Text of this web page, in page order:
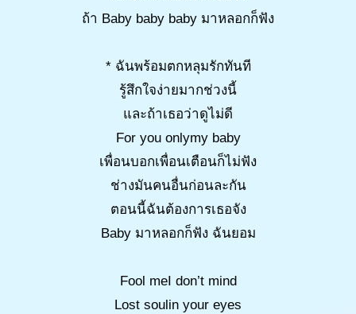
ถ้า Baby baby baby มาหลอกก็ฟัง
* ฉันพร้อมตกหลุมรักทันที
รู้สึกใจง่ายมากช่วงนี้
และถ้าเธอว่าดูไม่ดี
For you onlymy baby
เพื่อนบอกเพื่อนเตือนก็ไม่ฟัง
ช่างมันคนอื่นก่อนละกัน
ตอนนี้ฉันต้องการเธอจัง
Baby มาหลอกก็ฟัง ฉันยอม
Fool meI don’t mind
Lost soulin your eyes